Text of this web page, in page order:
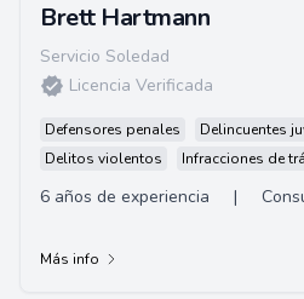
Brett Hartmann
Servicio Soledad
Licencia Verificada
Defensores penales Delincuentes
Delitos violentos
Infracciones de
6 años de experiencia |
Más info